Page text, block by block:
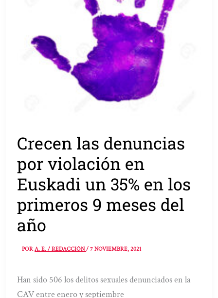
Crecen las denuncias
por violación en
Euskadi un 35% en los
primeros 9 meses del
año
PORA. E. / REDACCIÓN/7 NOVIEMBRE, 2021
Han sido 506 los delitos sexuales denunciados en la
CAV entre enero y septiembre